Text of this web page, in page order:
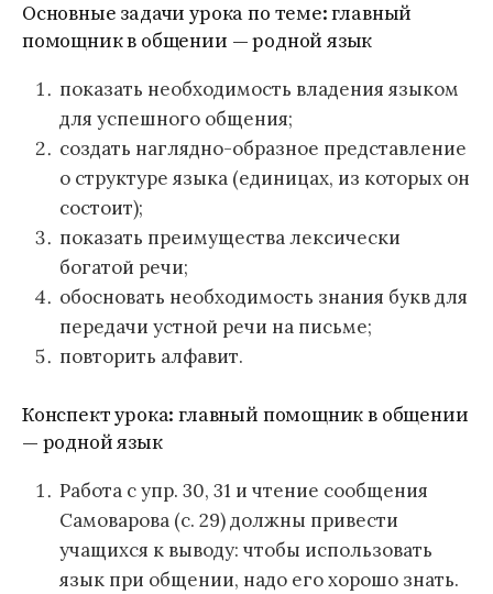
Основные задачи урока по теме: главный
помощник в общении — родной язык
показать необходимость владения языком
для успешного общения;
создать наглядно-образное представление
о структуре языка (единицах, из которых он
состоит);
показать преимущества лексически
богатой речи;
обосновать необходимость знания букв для
передачи устной речи на письме;
повторить алфавит.
Конспект урока: главный помощник в общении
— родной язык
Работа с упр. 30, 31 и чтение сообщения
Самоварова (с. 29) должны привести
учащихся к выводу: чтобы использовать
язык при общении, надо его хорошо знать.